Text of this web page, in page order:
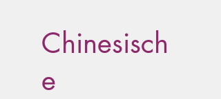
Chinesisch
e